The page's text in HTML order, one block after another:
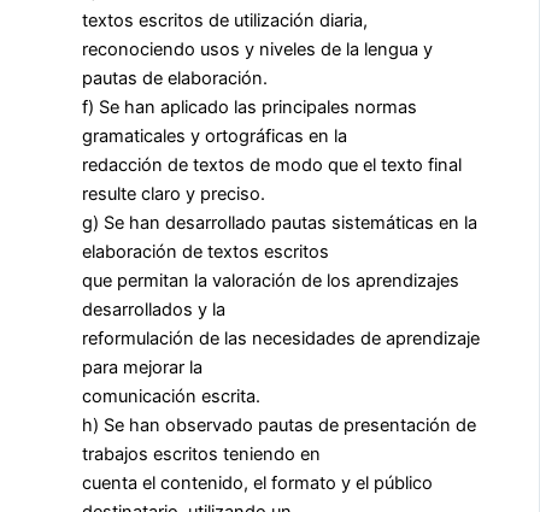
textos escritos de utilización diaria,
reconociendo usos y niveles de la lengua y
pautas de elaboración.
f) Se han aplicado las principales normas
gramaticales y ortográficas en la
redacción de textos de modo que el texto final
resulte claro y preciso.
g) Se han desarrollado pautas sistemáticas en la
elaboración de textos escritos
que permitan la valoración de los aprendizajes
desarrollados y la
reformulación de las necesidades de aprendizaje
para mejorar la
comunicación escrita.
h) Se han observado pautas de presentación de
trabajos escritos teniendo en
cuenta el contenido, el formato y el público